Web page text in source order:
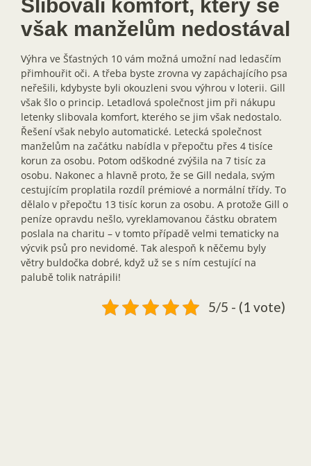
Slibovali komfort, který se
však manželům nedostával
Výhra ve Šťastných 10 vám možná umožní nad ledasčím
přimhouřit oči. A třeba byste zrovna vy zapáchajícího psa
neřešili, kdybyste byli okouzleni svou výhrou v loterii. Gill
však šlo o princip. Letadlová společnost jim při nákupu
letenky slibovala komfort, kterého se jim však nedostalo.
Řešení však nebylo automatické. Letecká společnost
manželům na začátku nabídla v přepočtu přes 4 tisíce
korun za osobu. Potom odškodné zvýšila na 7 tisíc za
osobu. Nakonec a hlavně proto, že se Gill nedala, svým
cestujícím proplatila rozdíl prémiové a normální třídy. To
dělalo v přepočtu 13 tisíc korun za osobu. A protože Gill o
peníze opravdu nešlo, vyreklamovanou částku obratem
poslala na charitu – v tomto případě velmi tematicky na
výcvik psů pro nevidomé. Tak alespoň k něčemu byly
větry buldočka dobré, když už se s ním cestující na
palubě tolik natrápili!
5/5 - (1 vote)